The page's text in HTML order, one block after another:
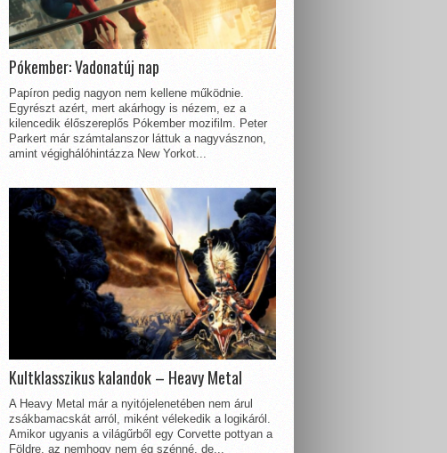
Pókember: Vadonatúj nap
Papíron pedig nagyon nem kellene működnie.
Egyrészt azért, mert akárhogy is nézem, ez a
kilencedik élőszereplős Pókember mozifilm. Peter
Parkert már számtalanszor láttuk a nagyvásznon,
amint végighálóhintázza New Yorkot...
Kultklasszikus kalandok – Heavy Metal
A Heavy Metal már a nyitójelenetében nem árul
zsákbamacskát arról, miként vélekedik a logikáról.
Amikor ugyanis a világűrből egy Corvette pottyan a
Földre, az nemhogy nem ég szénné, de...